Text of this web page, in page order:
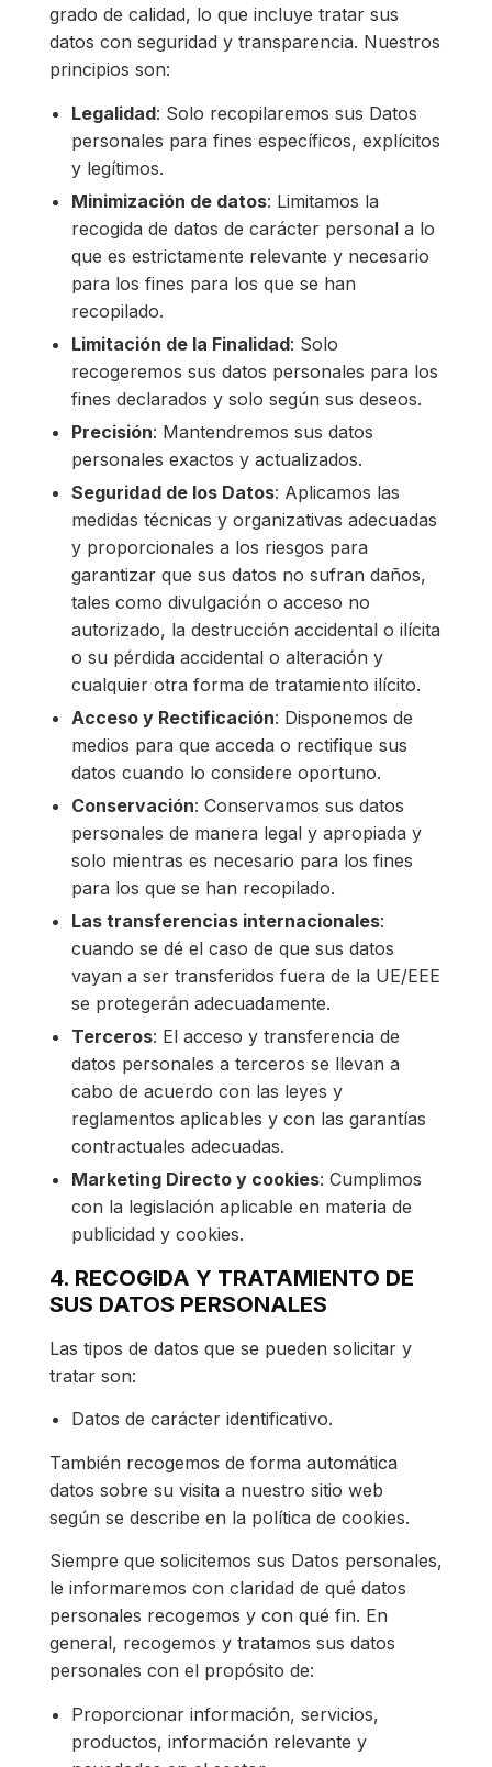
grado de calidad, lo que incluye tratar sus
datos con seguridad y transparencia. Nuestros
principios son:
Legalidad: Solo recopilaremos sus Datos
personales para fines específicos, explícitos
y legítimos.
Minimización de datos: Limitamos la
recogida de datos de carácter personal a lo
que es estrictamente relevante y necesario
para los fines para los que se han
recopilado.
Limitación de la Finalidad: Solo
recogeremos sus datos personales para los
fines declarados y solo según sus deseos.
Precisión: Mantendremos sus datos
personales exactos y actualizados.
Seguridad de los Datos: Aplicamos las
medidas técnicas y organizativas adecuadas
y proporcionales a los riesgos para
garantizar que sus datos no sufran daños,
tales como divulgación o acceso no
autorizado, la destrucción accidental o ilícita
o su pérdida accidental o alteración y
cualquier otra forma de tratamiento ilícito.
Acceso y Rectificación: Disponemos de
medios para que acceda o rectifique sus
datos cuando lo considere oportuno.
Conservación: Conservamos sus datos
personales de manera legal y apropiada y
solo mientras es necesario para los fines
para los que se han recopilado.
Las transferencias internacionales:
cuando se dé el caso de que sus datos
vayan a ser transferidos fuera de la UE/EEE
se protegerán adecuadamente.
Terceros: El acceso y transferencia de
datos personales a terceros se llevan a
cabo de acuerdo con las leyes y
reglamentos aplicables y con las garantías
contractuales adecuadas.
Marketing Directo y cookies: Cumplimos
con la legislación aplicable en materia de
publicidad y cookies.
4. RECOGIDA Y TRATAMIENTO DE
SUS DATOS PERSONALES
Las tipos de datos que se pueden solicitar y
tratar son:
Datos de carácter identificativo.
También recogemos de forma automática
datos sobre su visita a nuestro sitio web
según se describe en la política de cookies.
Siempre que solicitemos sus Datos personales,
le informaremos con claridad de qué datos
personales recogemos y con qué fin. En
general, recogemos y tratamos sus datos
personales con el propósito de:
Proporcionar información, servicios,
productos, información relevante y